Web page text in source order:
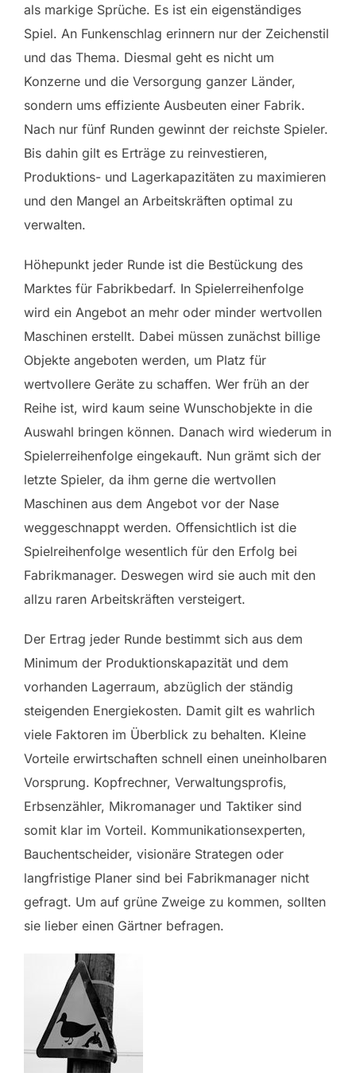
als markige Sprüche. Es ist ein eigenständiges
Spiel. An Funkenschlag erinnern nur der Zeichenstil
und das Thema. Diesmal geht es nicht um
Konzerne und die Versorgung ganzer Länder,
sondern ums effiziente Ausbeuten einer Fabrik.
Nach nur fünf Runden gewinnt der reichste Spieler.
Bis dahin gilt es Erträge zu reinvestieren,
Produktions- und Lagerkapazitäten zu maximieren
und den Mangel an Arbeitskräften optimal zu
verwalten.
Höhepunkt jeder Runde ist die Bestückung des
Marktes für Fabrikbedarf. In Spielerreihenfolge
wird ein Angebot an mehr oder minder wertvollen
Maschinen erstellt. Dabei müssen zunächst billige
Objekte angeboten werden, um Platz für
wertvollere Geräte zu schaffen. Wer früh an der
Reihe ist, wird kaum seine Wunschobjekte in die
Auswahl bringen können. Danach wird wiederum in
Spielerreihenfolge eingekauft. Nun grämt sich der
letzte Spieler, da ihm gerne die wertvollen
Maschinen aus dem Angebot vor der Nase
weggeschnappt werden. Offensichtlich ist die
Spielreihenfolge wesentlich für den Erfolg bei
Fabrikmanager. Deswegen wird sie auch mit den
allzu raren Arbeitskräften versteigert.
Der Ertrag jeder Runde bestimmt sich aus dem
Minimum der Produktionskapazität und dem
vorhanden Lagerraum, abzüglich der ständig
steigenden Energiekosten. Damit gilt es wahrlich
viele Faktoren im Überblick zu behalten. Kleine
Vorteile erwirtschaften schnell einen uneinholbaren
Vorsprung. Kopfrechner, Verwaltungsprofis,
Erbsenzähler, Mikromanager und Taktiker sind
somit klar im Vorteil. Kommunikationsexperten,
Bauchentscheider, visionäre Strategen oder
langfristige Planer sind bei Fabrikmanager nicht
gefragt. Um auf grüne Zweige zu kommen, sollten
sie lieber einen Gärtner befragen.